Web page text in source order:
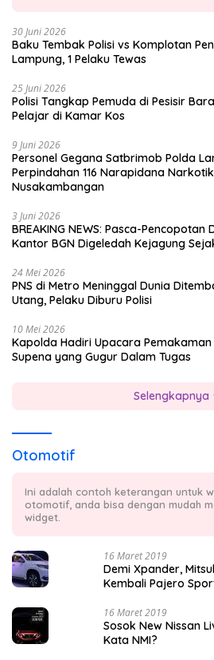
30 Juni 2026
Baku Tembak Polisi vs Komplotan
Lampung, 1 Pelaku Tewas
25 Juni 2026
Polisi Tangkap Pemuda di Pesisir
Pelajar di Kamar Kos
9 Juni 2026
Personel Gegana Satbrimob Polda
Perpindahan 116 Narapidana
Nusakambangan
3 Juni 2026
BREAKING NEWS: Pasca-
Kantor BGN Digeledah Kejagung
24 Mei 2026
PNS di Metro Meninggal Dunia
Utang, Pelaku Diburu Polisi
10 Mei 2026
Kapolda Hadiri Upacara
Supena yang Gugur Dalam Tugas
Selengkapnya
Otomotif
Ini adalah contoh keterangan untuk
otomotif, anda bisa dengan mudah
widget.
16 Maret 2019
Demi Xpander,
Kembali Pajero
16 Maret 2019
Sosok New Nissan
Kata NMI?